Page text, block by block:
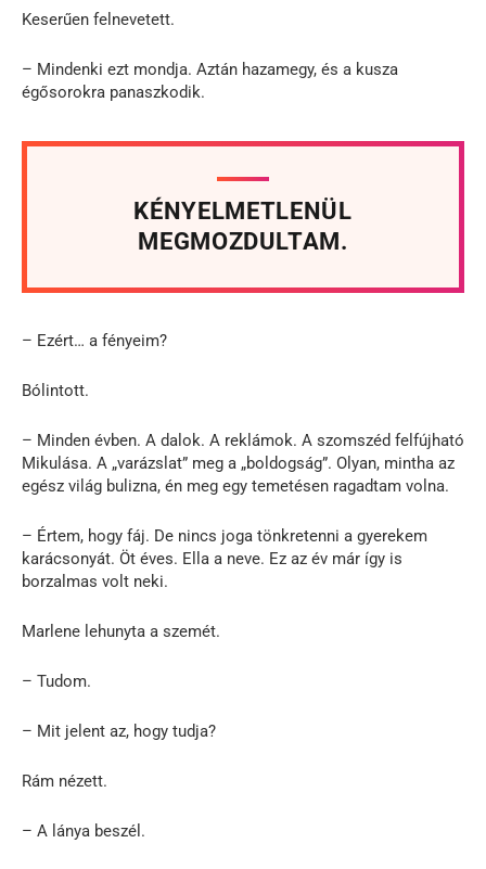
Keserűen felnevetett.
– Mindenki ezt mondja. Aztán hazamegy, és a kusza
égősorokra panaszkodik.
KÉNYELMETLENÜL
MEGMOZDULTAM.
– Ezért… a fényeim?
Bólintott.
– Minden évben. A dalok. A reklámok. A szomszéd felfújható
Mikulása. A „varázslat” meg a „boldogság”. Olyan, mintha az
egész világ bulizna, én meg egy temetésen ragadtam volna.
– Értem, hogy fáj. De nincs joga tönkretenni a gyerekem
karácsonyát. Öt éves. Ella a neve. Ez az év már így is
borzalmas volt neki.
Marlene lehunyta a szemét.
– Tudom.
– Mit jelent az, hogy tudja?
Rám nézett.
– A lánya beszél.